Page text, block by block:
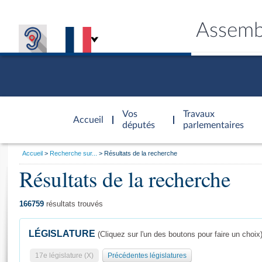
Accueil
d'accueil
Vos
députés
Travaux
parlementaires
Général
Vous
Accueil Recherche sur... Résultats de la recherche
Résultats de la recherche
166759 résultats trouvés
LÉGISLATURE (Cliquez sur l'un des boutons pour faire un choix)
17e législature (X) Précédentes législatures